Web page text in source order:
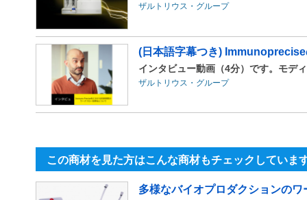
ザルトリウス・グループ
(日本語字幕つき)
インタビュー動画（4分）です。モデ
ザルトリウス・グループ
この商材を見た方はこんな商材もチェックしていま
多様なバイオプロダクションの